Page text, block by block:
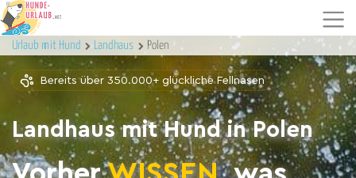
Urlaub mit Hund Landhaus Polen
Bereits über 350.000+ glückliche Fellnasen
Landhaus mit Hund in Polen